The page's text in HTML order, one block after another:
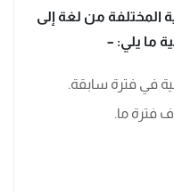
المختلفة من لغة إلى
ما يلي: –
في فترة سابقة.
ف فترة ما.